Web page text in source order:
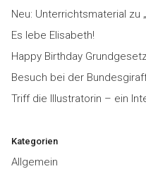
Neu: Unterrichtsmaterial zu
Es lebe Elisabeth!
Happy Birthday
Besuch bei der
Triff die Illustratorin – ein
Kategorien
Allgemein